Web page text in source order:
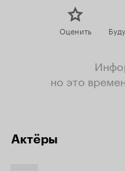
Оценить
но это
Актёры